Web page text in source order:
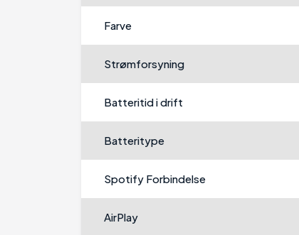
Farve
Strømforsyning
Batteritid i drift
Batteritype
Spotify Forbindelse
AirPlay